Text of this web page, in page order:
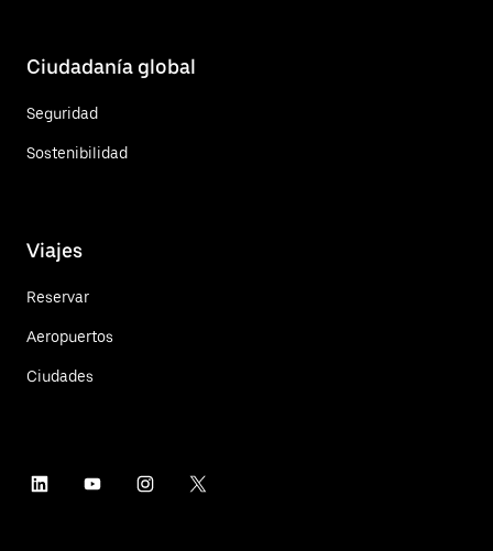
Ciudadanía global
Seguridad
Sostenibilidad
Viajes
Reservar
Aeropuertos
Ciudades